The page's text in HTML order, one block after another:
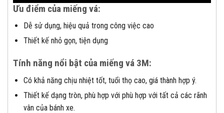
Ưu điểm của miếng vá:
Dễ sử dụng, hiệu quả trong công việc cao
Thiết kế nhỏ gọn, tiện dụng
Tính năng nổi bật của miếng vá 3M:
Có khả năng chịu nhiệt tốt, tuổi thọ cao, giá thành hợp ý.
Thiết kế dạng tròn, phù hợp với phù hợp với tất cả các rãnh
vân của bánh xe.